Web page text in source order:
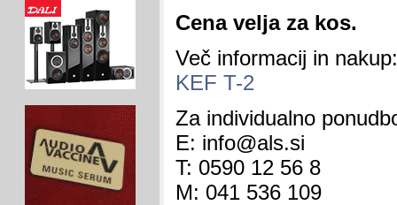
Cena velja za kos.
Več informacij in nakup:
KEF T-2
Za individualno
E: info@als.si
T: 0590 12 56 8
M: 041 536 109